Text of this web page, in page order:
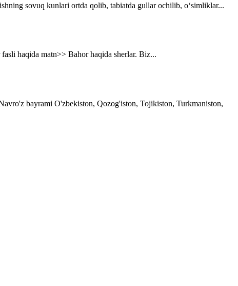
sovuq kunlari ortda qolib, tabiatda gullar ochilib, o‘simliklar...
haqida matn>> Bahor haqida sherlar. Biz...
bayrami O'zbekiston, Qozog'iston, Tojikiston, Turkmaniston,